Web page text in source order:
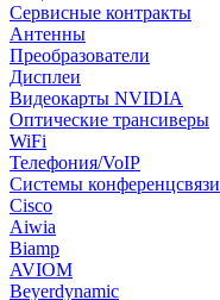
Сервисные контракты
Антенны
Преобразователи
Дисплеи
Видеокарты NVIDIA
Оптические трансиверы
WiFi
Телефония/VoIP
Системы конференцсвязи
Cisco
Aiwia
Biamp
AVIOM
Beyerdynamic